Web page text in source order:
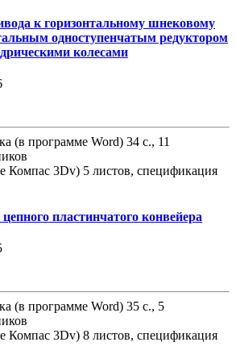
к горизонтальному шнековому
одноступенчатым редуктором
колесами
(в программе Word) 34 с., 11
Компас 3Dv) 5 листов, спецификация
пластинчатого конвейера
(в программе Word) 35 с., 5
Компас 3Dv) 8 листов, спецификация